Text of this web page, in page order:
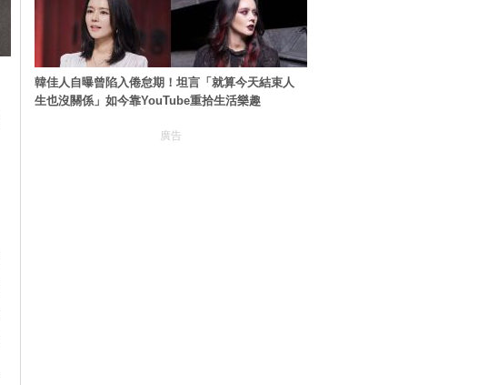
韓佳人自曝曾陷入倦怠期！坦言「就算今天結束人
生也沒關係」如今靠YouTube重拾生活樂趣
廣告